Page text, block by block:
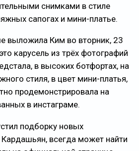
снимками в стиле
сапогах и мини-платье.
выложила Ким во вторник, 23
карусель из трёх фотографий
в высоких ботфортах, на
стиля, в цвет мини-платья,
продемонстрировала на
в инстаграме.
подборку новых
всегда может найти